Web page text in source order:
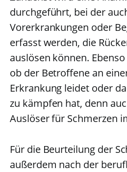
durchgeführt, bei der
Vorerkrankungen oder
erfasst werden, die
auslösen können.
ob der Betroffene an
Erkrankung leidet oder
zu kämpfen hat, denn
Auslöser für Schmerzen
Für die Beurteilung der
außerdem nach der